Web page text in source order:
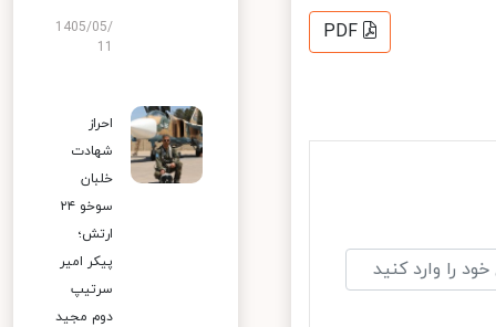
PDF
1405/05/
احراز
شهادت
خلبان
سوخو ۲۴
ارتش؛
پیکر امیر
سرتیپ
دوم مجید